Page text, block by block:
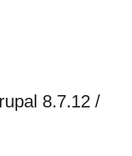
8.7.12 /